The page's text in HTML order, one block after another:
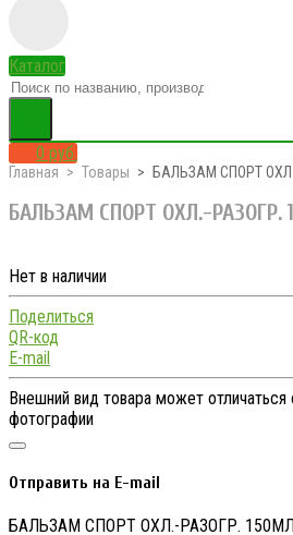
Каталог
0 руб.
Главная Товары БАЛЬЗАМ СПОРТ
БАЛЬЗАМ СПОРТ ОХЛ.-РАЗОГР.
Нет в наличии
Поделиться
QR-код
E-mail
Внешний вид товара может отличаться
фотографии
Отправить на E-mail
БАЛЬЗАМ СПОРТ ОХЛ.-РАЗОГР. 150МЛ